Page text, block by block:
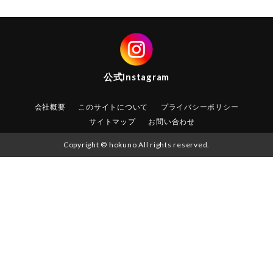
公式Instagram
会社概要 このサイトについて
プライバシーポリシー
サイトマップ
お問い合わせ
Copyright © hokuno All rights reserved.